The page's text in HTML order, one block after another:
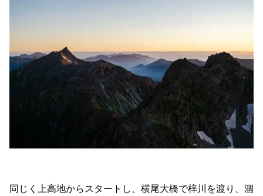
同じく上高地からスタートし、横尾大橋で梓川を渡り、涸